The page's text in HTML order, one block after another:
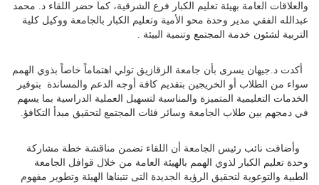
والعلاقات العامة بهيئة تعليم الكبار فرع الشرقية، كما حضر اللقاء د. محمد
عبدالله الفقي مدير وحدة محو الأمية وتعليم الكبار بالجامعة ووكيل كلية
التربية لشئون خدمة المجتمع وتنمية البيئة .
أكدت د.جيهان يسرى بأن جامعة الزقازيق تولي اهتماماً خاصاً بذوي الهمم
سواء من الطلاب أو الخريجين بتقديم كافة أوجه الدعم والمساندة بتوفير
الخدمات التعليمية المتميزة والمناسبة لتسهيل العملية الدراسية بما يسهم
في دمجهم بين طلاب الجامعة وسائر فئات المجتمع لتحقيق مبدأ التكافؤ.
وأضافت نائب رئيس الجامعة أن اللقاء تضمن مناقشة خطة مشاركة
وحدة تعليم الكبار لذوي الهمم بالهيئة العامة من خلال قوافل الجامعة
الطبية والتوعوية لتحقيق الرؤية الجديدة التى تتبناها الهيئة وتطوير مفهوم